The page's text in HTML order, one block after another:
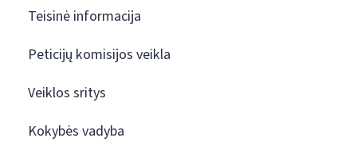
Teisinė informacija
Peticijų komisijos veikla
Veiklos sritys
Kokybės vadyba